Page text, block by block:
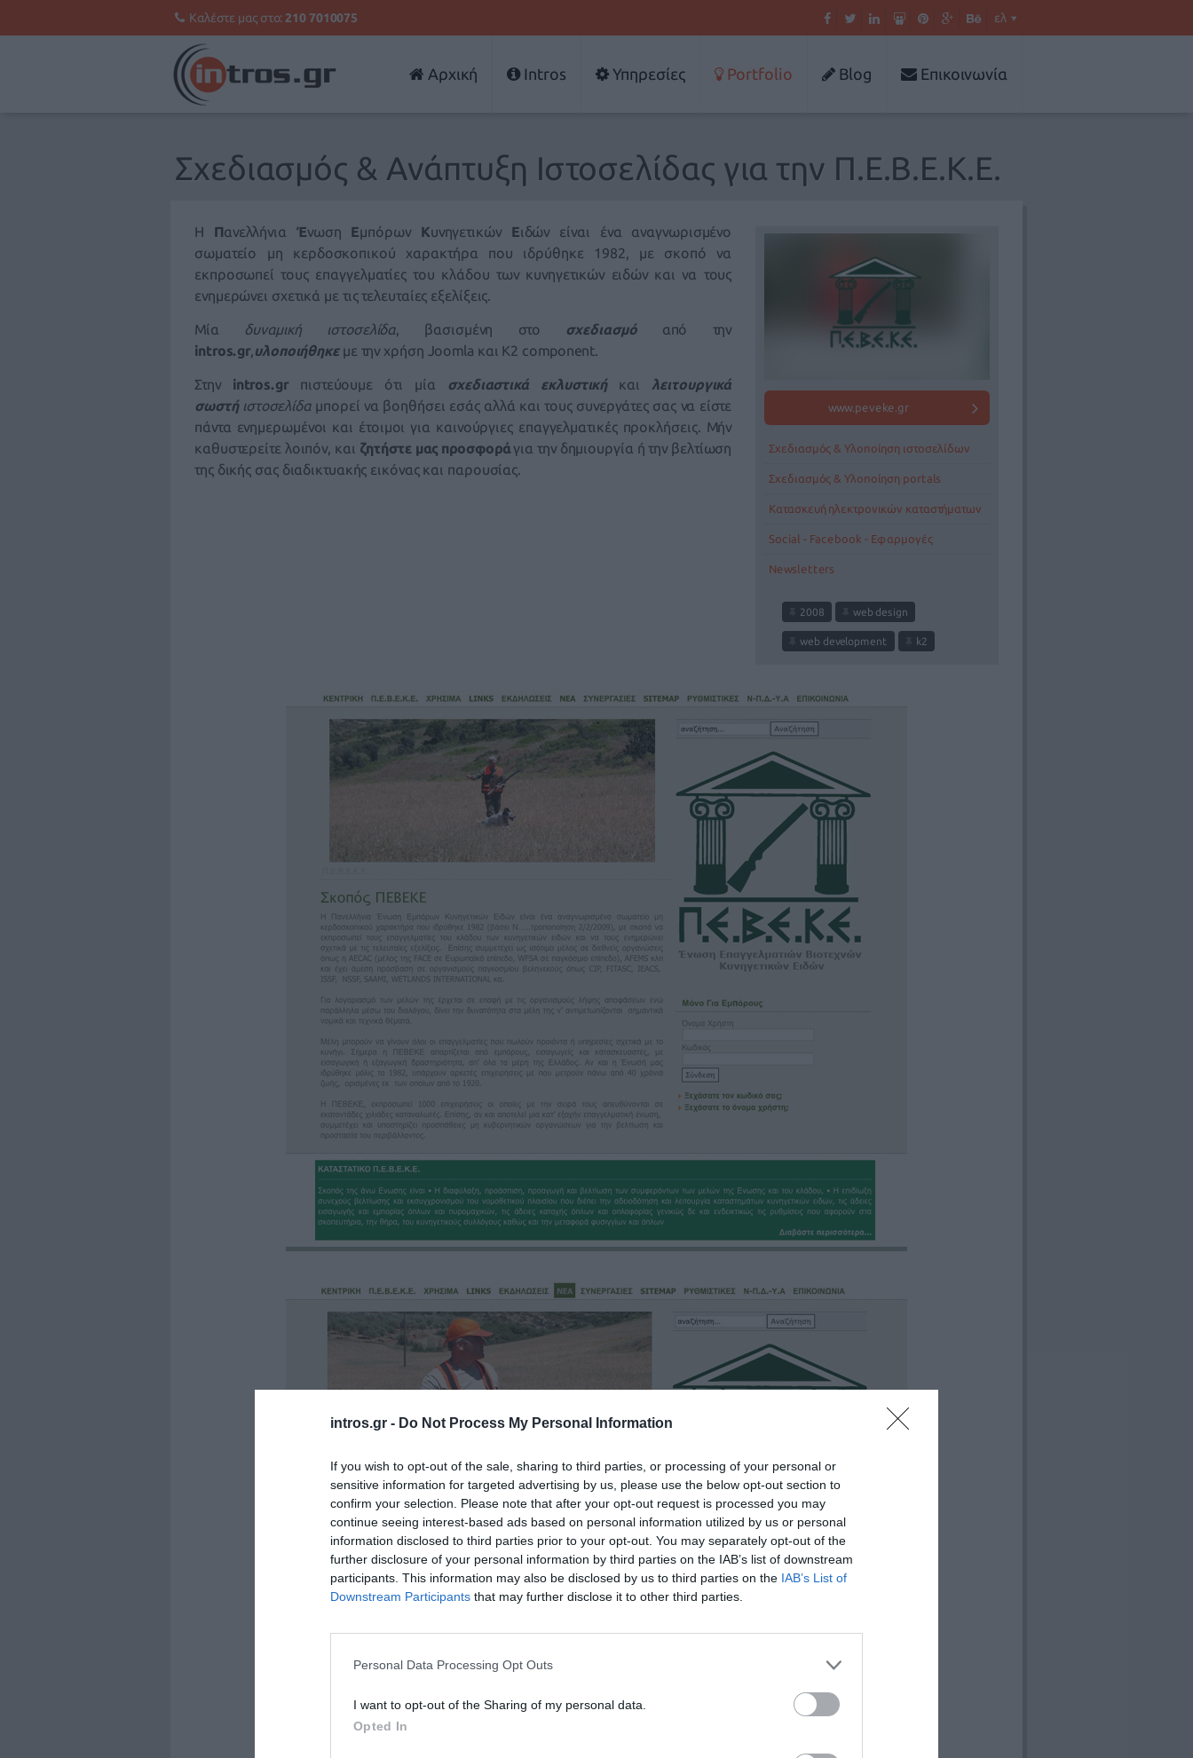
intros.gr - Do Not Process My Personal Information
If you wish to opt-out of the sale, sharing to third parties, or processing of your personal or
sensitive information for targeted advertising by us, please use the below opt-out section to
confirm your selection. Please note that after your opt-out request is processed you may
continue seeing interest-based ads based on personal information utilized by us or personal
information disclosed to third parties prior to your opt-out. You may separately opt-out of the
further disclosure of your personal information by third parties on the IAB’s list of downstream
participants. This information may also be disclosed by us to third parties on the IAB’s List of
Downstream Participants that may further disclose it to other third parties.
Personal Data Processing Opt Outs
I want to opt-out of the Sharing of my personal data.
Opted In
Καλέστε μας στο: 210 7010075 ελ
Αρχική Intros Υπηρεσίες Portfolio Blog Επικοινωνία
Σχεδιασμός & Ανάπτυξη Ιστοσελίδας για την Π.Ε.Β.Ε.Κ.Ε.
www.peveke.gr
Σχεδιασμός & Υλοποίηση ιστοσελίδων
Σχεδιασμός & Υλοποίηση portals
Κατασκευή ηλεκτρονικών καταστήματων
Social - Facebook - Εφαρμογές
Newsletters
2008 web design
web development k2
Η Πανελλήνια Ένωση Εμπόρων ΚυνηγετικώνΕιδών είναι ένα αναγνωρισμένο
σωματείο μη κερδοσκοπικού χαρακτήρα που ιδρύθηκε 1982, με σκοπό να
εκπροσωπεί τους επαγγελματίες του κλάδου των κυνηγετικών ειδών και να τους
ενημερώνει σχετικά με τις τελευταίες εξελίξεις.
Μία δυναμική ιστοσελίδα, βασισμένη στο σχεδιασμόαπό την
intros.gr,υλοποιήθηκεμε την χρήση Joomla και K2 component.
Στην intros.grπιστεύουμε ότι μία σχεδιαστικά εκλυστικήκαι λειτουργικά
σωστή ιστοσελίδαμπορεί να βοηθήσει εσάς αλλά και τους συνεργάτες σας να είστε
πάντα ενημερωμένοι και έτοιμοι για καινούργιες επαγγελματικές προκλήσεις. Μήν
καθυστερείτε λοιπόν, και ζητήστε μας προσφοράγια την δημιουργία ή την βελτίωση
της δικής σας διαδικτυακής εικόνας και παρουσίας.